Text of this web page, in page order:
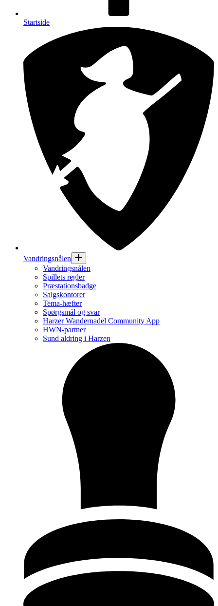
Startside
Vandringsnålen
Vandringsnålen
Spillets regler
Præstationsbadge
Salgskontorer
Tema-hæfter
Spørgsmål og svar
Harzer Wandernadel Community App
HWN-partner
Sund aldring i Harzen